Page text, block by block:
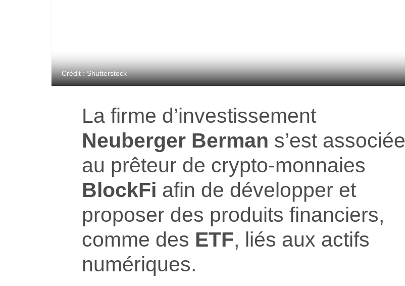
Crédit : Shutterstock
La firme d’investissement
Neuberger Berman s’est associée
au prêteur de crypto-monnaies
BlockFi afin de développer et
proposer des produits financiers,
comme des ETF, liés aux actifs
numériques.